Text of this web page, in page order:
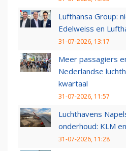
Lufthansa Group:
Edelweiss en
31-07-2026, 13:17
Meer passagiers
Nederlandse
kwartaal
31-07-2026, 11:57
Luchthavens
onderhoud: KLM
31-07-2026, 11:28